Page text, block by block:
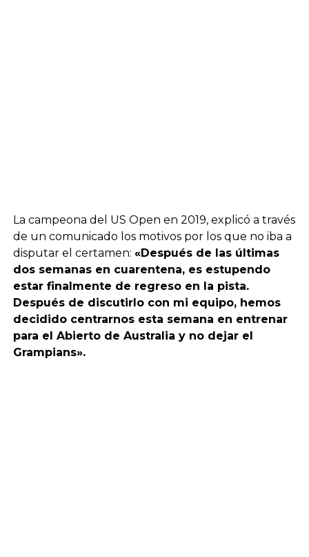
La campeona del US Open en 2019, explicó a través
de un comunicado los motivos por los que no iba a
disputar el certamen: «Después de las últimas
dos semanas en cuarentena, es estupendo
estar finalmente de regreso en la pista.
Después de discutirlo con mi equipo, hemos
decidido centrarnos esta semana en entrenar
para el Abierto de Australia y no dejar el
Grampians».